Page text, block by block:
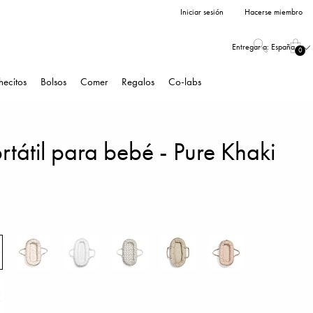
Iniciar sesión Hacerse miembro
Entregar a: España 0
Bolsos Comer Regalos Co-labs
para bebé - Pure Khaki